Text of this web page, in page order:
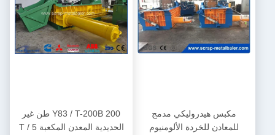
مكبس هيدروليكي مدمج
للمعادن للخردة الألومنيوم
Y83 / T-200B 200 طن غير
الحديدية المعدن المكعبة 5 T /